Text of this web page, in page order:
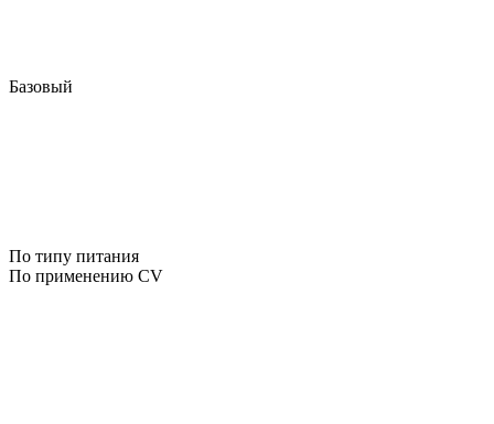
Базовый
По типу питания
По применению CV